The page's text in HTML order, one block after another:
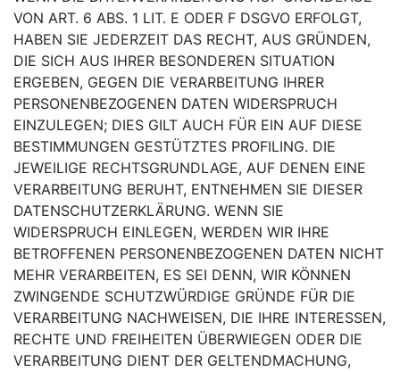
VON ART. 6 ABS. 1 LIT. E ODER F DSGVO ERFOLGT,
HABEN SIE JEDERZEIT DAS RECHT, AUS GRÜNDEN,
DIE SICH AUS IHRER BESONDEREN SITUATION
ERGEBEN, GEGEN DIE VERARBEITUNG IHRER
PERSONENBEZOGENEN DATEN WIDERSPRUCH
EINZULEGEN; DIES GILT AUCH FÜR EIN AUF DIESE
BESTIMMUNGEN GESTÜTZTES PROFILING. DIE
JEWEILIGE RECHTSGRUNDLAGE, AUF DENEN EINE
VERARBEITUNG BERUHT, ENTNEHMEN SIE DIESER
DATENSCHUTZERKLÄRUNG. WENN SIE
WIDERSPRUCH EINLEGEN, WERDEN WIR IHRE
BETROFFENEN PERSONENBEZOGENEN DATEN NICHT
MEHR VERARBEITEN, ES SEI DENN, WIR KÖNNEN
ZWINGENDE SCHUTZWÜRDIGE GRÜNDE FÜR DIE
VERARBEITUNG NACHWEISEN, DIE IHRE INTERESSEN,
RECHTE UND FREIHEITEN ÜBERWIEGEN ODER DIE
VERARBEITUNG DIENT DER GELTENDMACHUNG,